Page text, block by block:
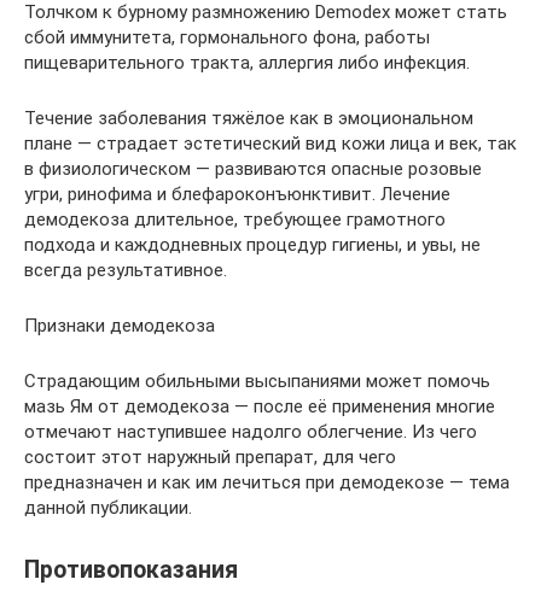
Толчком к бурному размножению Demodex может стать
сбой иммунитета, гормонального фона, работы
пищеварительного тракта, аллергия либо инфекция.
Течение заболевания тяжёлое как в эмоциональном
плане — страдает эстетический вид кожи лица и век, так
в физиологическом — развиваются опасные розовые
угри, ринофима и блефароконъюнктивит. Лечение
демодекоза длительное, требующее грамотного
подхода и каждодневных процедур гигиены, и увы, не
всегда результативное.
Признаки демодекоза
Страдающим обильными высыпаниями может помочь
мазь Ям от демодекоза — после её применения многие
отмечают наступившее надолго облегчение. Из чего
состоит этот наружный препарат, для чего
предназначен и как им лечиться при демодекозе — тема
данной публикации.
Противопоказания